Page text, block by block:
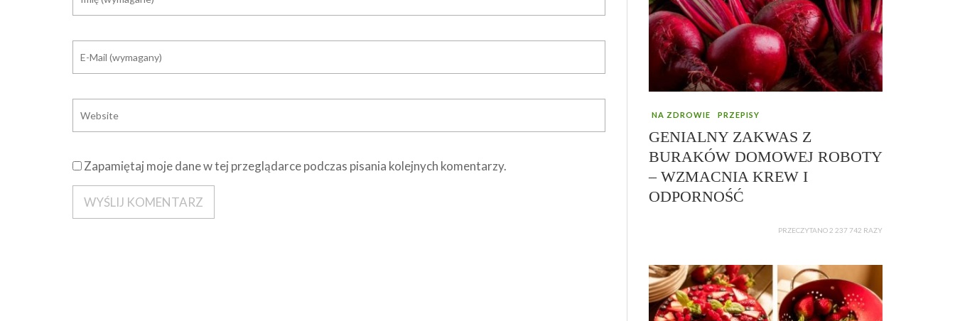
Zapamiętaj moje dane w tej przeglądarce podczas pisania kolejnych komentarzy.
NA ZDROWIE PRZEPISY
GENIALNY ZAKWAS Z
BURAKÓW DOMOWEJ ROBOTY
– WZMACNIA KREW I
ODPORNOŚĆ
PRZECZYTANO 2 237 742 RAZY